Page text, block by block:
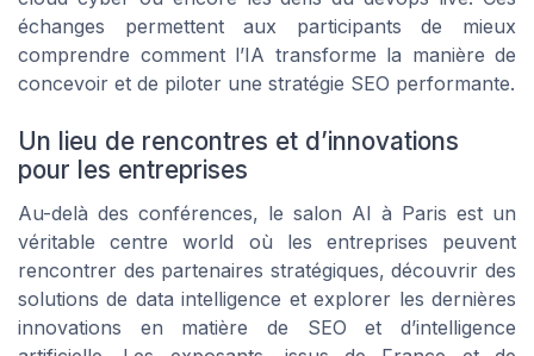
échanges permettent aux participants de mieux
comprendre comment l’IA transforme la manière de
concevoir et de piloter une stratégie SEO performante.
Un lieu de rencontres et d’innovations
pour les entreprises
Au-delà des conférences, le salon AI à Paris est un
véritable centre world où les entreprises peuvent
rencontrer des partenaires stratégiques, découvrir des
solutions de data intelligence et explorer les dernières
innovations en matière de SEO et d’intelligence